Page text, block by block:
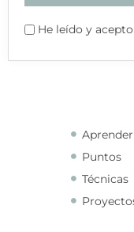
He leído y
Aprender
Puntos
Técnicas